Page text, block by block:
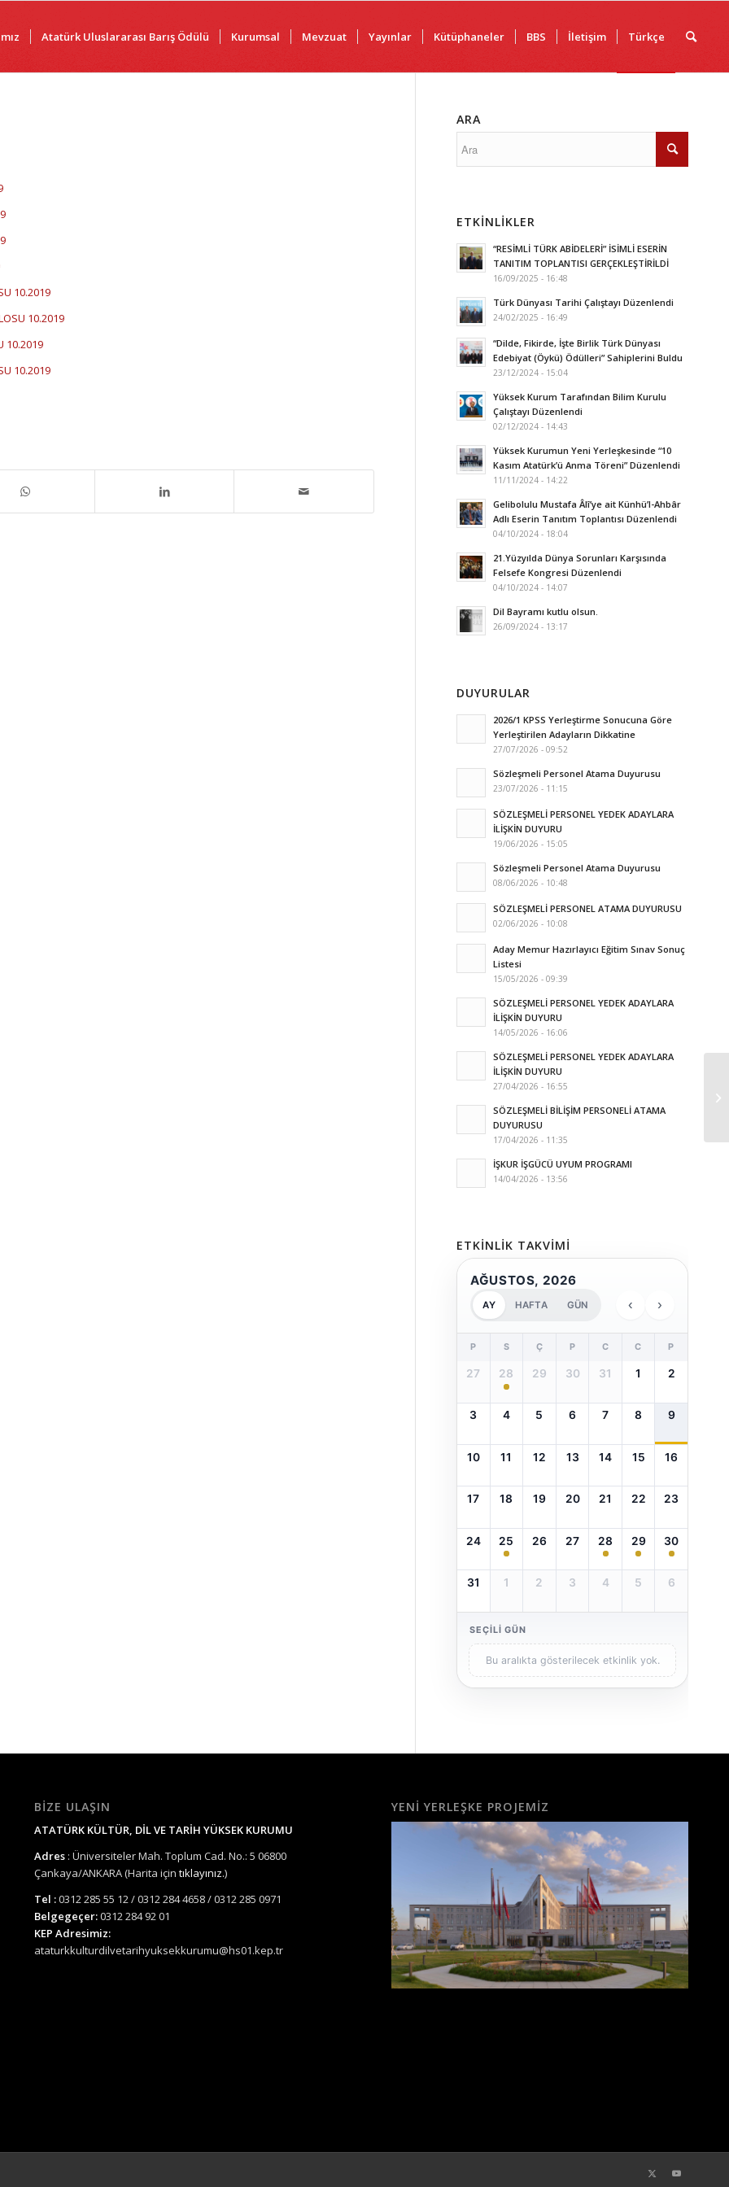
Atatürk Uluslararası Barış Ödülü Kurumsal Mevzuat Yayınlar Kütüphaneler BBS İletişim Türkçe
10.2019
10.2019
10.2019
10.2019
ARA
ETKINLIKLER
“RESİMLİ TÜRK ABİDELERİ” İSİMLİ ESERİN
TANITIM TOPLANTISI GERÇEKLEŞTİRİLDİ
16/09/2025 - 16:48
Türk Dünyası Tarihi Çalıştayı Düzenlendi
24/02/2025 - 16:49
“Dilde, Fikirde, İşte Birlik Türk Dünyası
Edebiyat (Öykü) Ödülleri” Sahiplerini Buldu
23/12/2024 - 15:04
Yüksek Kurum Tarafından Bilim Kurulu
Çalıştayı Düzenlendi
02/12/2024 - 14:43
Yüksek Kurumun Yeni Yerleşkesinde “10
Kasım Atatürk’ü Anma Töreni” Düzenlendi
11/11/2024 - 14:22
Gelibolulu Mustafa Âlî’ye ait Künhü’l-Ahbâr
Adlı Eserin Tanıtım Toplantısı Düzenlendi
04/10/2024 - 18:04
21.Yüzyılda Dünya Sorunları Karşısında
Felsefe Kongresi Düzenlendi
04/10/2024 - 14:07
Dil Bayramı kutlu olsun.
26/09/2024 - 13:17
DUYURULAR
2026/1 KPSS Yerleştirme Sonucuna Göre
Yerleştirilen Adayların Dikkatine
27/07/2026 - 09:52
Sözleşmeli Personel Atama Duyurusu
23/07/2026 - 11:15
SÖZLEŞMELİ PERSONEL YEDEK ADAYLARA
İLİŞKİN DUYURU
19/06/2026 - 15:05
Sözleşmeli Personel Atama Duyurusu
08/06/2026 - 10:48
SÖZLEŞMELİ PERSONEL ATAMA DUYURUSU
02/06/2026 - 10:08
Aday Memur Hazırlayıcı Eğitim Sınav Sonuç
Listesi
15/05/2026 - 09:39
SÖZLEŞMELİ PERSONEL YEDEK ADAYLARA
İLİŞKİN DUYURU
14/05/2026 - 16:06
SÖZLEŞMELİ PERSONEL YEDEK ADAYLARA
İLİŞKİN DUYURU
27/04/2026 - 16:55
SÖZLEŞMELİ BİLİŞİM PERSONELİ ATAMA
DUYURUSU
17/04/2026 - 11:35
İŞKUR İŞGÜCÜ UYUM PROGRAMI
14/04/2026 - 13:56
ETKINLIK TAKVIMI
AĞUSTOS, 2026
AY HAFTA GÜN ‹ ›
P S Ç P C C P
27 28 29 30 31 1 2
3 4 5 6 7 8 9
10 11 12 13 14 15 16
17 18 19 20 21 22 23
24 25 26 27 28 29 30
31 1 2 3 4 5 6
SEÇILI GÜN
Bu aralıkta gösterilecek etkinlik yok.
BIZE ULAŞIN
ATATÜRK KÜLTÜR, DİL VE TARİH YÜKSEK KURUMU
Adres : Üniversiteler Mah. Toplum Cad. No.: 5 06800
Çankaya/ANKARA (Harita için tıklayınız.)
Tel :0312 285 55 12 / 0312 284 4658 / 0312 285 0971
Belgegeçer:0312 284 92 01
KEP Adresimiz:
ataturkkulturdilvetarihyuksekkurumu@hs01.kep.tr
YENI YERLEŞKE PROJEMIZ